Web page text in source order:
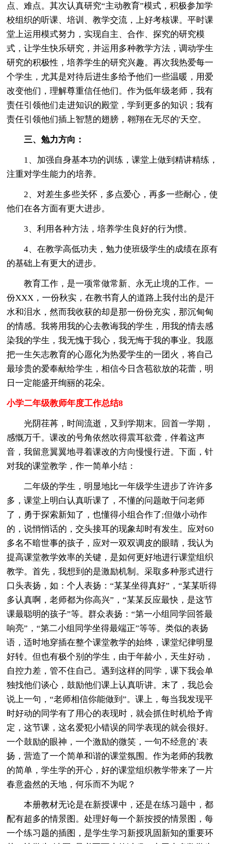
点、难点。其次认真研究“主动教育”模式，积极参加学
校组织的听课、培训、教学交流，上好考核课。平时课
堂上运用模式努力，实现自主、合作、探究的研究模
式，让学生快乐研究，并运用多种教学方法，调动学生
研究的积极性，培养学生的研究兴趣。再次我热爱每一
个学生，尤其是对待后进生多给予他们一些温暖，用爱
改变他们，理解尊重信任他们。作为低年级老师，我有
责任引领他们走进知识的殿堂，学到更多的知识；我有
责任引领他们插上智慧的翅膀，翱翔在无尽的'天空。
三、勉力方向：
1、加强自身基本功的训练，课堂上做到精讲精练，
注重对学生能力的培养。
2、对差生多些关怀，多点爱心，再多一些耐心，使
他们在各方面有更大进步。
3、利用各种方法，培养学生良好的行为惯。
4、在教学高低功夫，勉力使班级学生的成绩在原有
的基础上有更大的进步。
教育工作，是一项常做常新、永无止境的工作。一
份XXX，一份秋实，在教书育人的道路上我付出的是汗
水和泪水，然而我收获的却是那一份份充实，那沉甸甸
的情感。我将用我的心去教诲我的学生，用我的情去感
染我的学生，我无愧于我心，我无悔于我的事业。我愿
把一生矢志教育的心愿化为热爱学生的一团火，将自己
最珍贵的爱奉献给学生，相信今日含苞欲放的花蕾，明
日一定能盛开绚丽的花朵。
小学二年级教师年度工作总结8
光阴荏苒，时间流逝，又到学期末。回首一学期，
感慨万千。课改的号角依然吹得震耳欲聋，伴着这声
音，我留意翼翼地寻着课改的方向慢慢行进。下面，针
对我的课堂教学，作一简单小结：
二年级的学生，明显地比一年级学生进步了许许多
多，课堂上明白认真听课了，不懂的问题敢于问老师
了，勇于探索新知了，也懂得小组合作了;但做小动作
的，说悄悄话的，交头接耳的现象却时有发生。应对60
多名不暗世事的孩子，应对一双双调皮的眼睛，我认为
提高课堂教学效率的关键，是如何更好地进行课堂组织
教学。首先，我想到的是激励机制。采取多种形式进行
口头表扬，如：个人表扬：“某某坐得真好”，“某某听得
多认真啊，老师都为你高兴”，“某某反应最快，是这节
课最聪明的孩子”等。群众表扬：“第一小组同学回答最
响亮”，“第二小组同学坐得最端正”等等。类似的表扬
语，适时地穿插在整个课堂教学的始终，课堂纪律明显
好转。但也有极个别的学生，由于年龄小，天生好动，
自控力差，管不住自己。遇到这样的同学，课下我会单
独找他们谈心，鼓励他们课上认真听讲。末了，我总会
说上一句，“老师相信你能做到”。课上，每当我发现平
时好动的同学有了用心的表现时，就会抓住时机给予肯
定，这节课，这名爱犯小错误的同学表现的就会很好。
一个鼓励的眼神，一个激励的微笑，一句不经意的`表
扬，营造了一个简单和谐的课堂氛围。作为老师的我教
的简单，学生学的开心，好的课堂组织教学带来了一片
春意盎然的天地，何乐而不为呢？
本册教材无论是在新授课中，还是在练习题中，都
配有超多的情景图。处理好每一个新按授的情景图，每
一个练习题的插图，是学生学习新授巩固新知的重要环